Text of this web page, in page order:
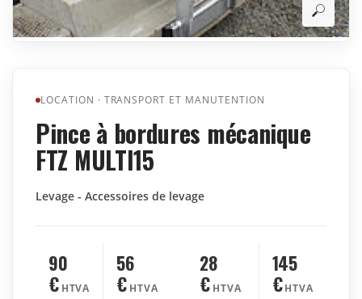
LOCATION · TRANSPORT ET MANUTENTION
Pince à bordures mécanique
FTZ MULTI15
Levage - Accessoires de levage
90
€ HTVA
56
€ HTVA
28
€ HTVA
145
€ HTVA